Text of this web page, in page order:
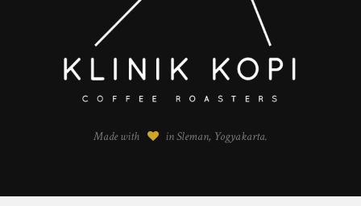
Made with in Sleman, Yogyakarta.